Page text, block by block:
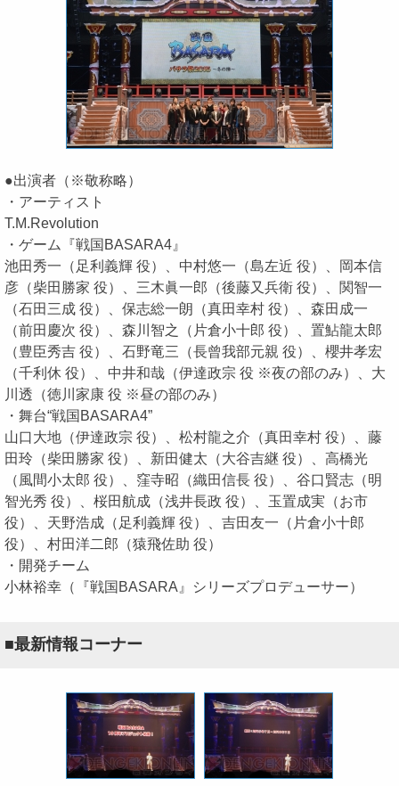
●出演者（※敬称略）
・アーティスト
T.M.Revolution
・ゲーム『戦国BASARA4』
池田秀一（足利義輝 役）、中村悠一（島左近 役）、岡本信
彦（柴田勝家 役）、三木眞一郎（後藤又兵衛 役）、関智一
（石田三成 役）、保志総一朗（真田幸村 役）、森田成一
（前田慶次 役）、森川智之（片倉小十郎 役）、置鮎龍太郎
（豊臣秀吉 役）、石野竜三（長曾我部元親 役）、櫻井孝宏
（千利休 役）、中井和哉（伊達政宗 役 ※夜の部のみ）、大
川透（徳川家康 役 ※昼の部のみ）
・舞台“戦国BASARA4”
山口大地（伊達政宗 役）、松村龍之介（真田幸村 役）、藤
田玲（柴田勝家 役）、新田健太（大谷吉継 役）、高橋光
（風間小太郎 役）、窪寺昭（織田信長 役）、谷口賢志（明
智光秀 役）、桜田航成（浅井長政 役）、玉置成実（お市
役）、天野浩成（足利義輝 役）、吉田友一（片倉小十郎
役）、村田洋二郎（猿飛佐助 役）
・開発チーム
小林裕幸（『戦国BASARA』シリーズプロデューサー）
■最新情報コーナー